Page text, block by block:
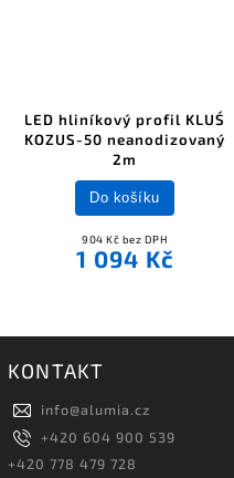
LED hliníkový profil KLUŚ
KOZUS-50 neanodizovaný
2m
904 Kč bez DPH
1 094 Kč
Do košíku
KONTAKT
info@alumia.cz
+420 604 900 539
+420 778 479 728